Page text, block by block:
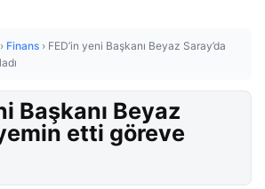
› Finans › FED’in yeni Başkanı Beyaz Saray’da
Başkanı Beyaz
etti göreve